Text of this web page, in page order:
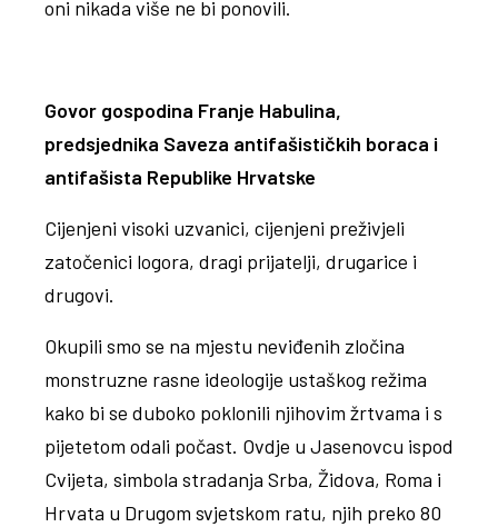
oni nikada više ne bi ponovili.
Govor gospodina Franje Habulina,
predsjednika Saveza antifašističkih boraca i
antifašista Republike Hrvatske
Cijenjeni visoki uzvanici, cijenjeni preživjeli
zatočenici logora, dragi prijatelji, drugarice i
drugovi.
Okupili smo se na mjestu neviđenih zločina
monstruzne rasne ideologije ustaškog režima
kako bi se duboko poklonili njihovim žrtvama i s
pijetetom odali počast. Ovdje u Jasenovcu ispod
Cvijeta, simbola stradanja Srba, Židova, Roma i
Hrvata u Drugom svjetskom ratu, njih preko 80